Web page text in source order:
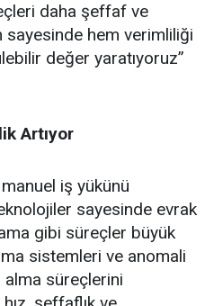
daha şeffaf ve
sayesinde hem verimliliği
değer yaratıyoruz”
Artıyor
iş yükünü
sayesinde evrak
gibi süreçler büyük
sistemleri ve anomali
alma süreçlerini